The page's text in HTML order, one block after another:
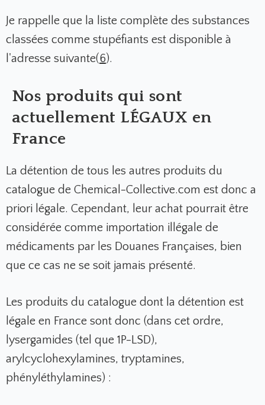
Je rappelle que la liste complète des substances
classées comme stupéfiants est disponible à
l'adresse suivante(6).
Nos produits qui sont
actuellement LÉGAUX en
France
La détention de tous les autres produits du
catalogue de Chemical-Collective.com est donc a
priori légale. Cependant, leur achat pourrait être
considérée comme importation illégale de
médicaments par les Douanes Françaises, bien
que ce cas ne se soit jamais présenté.
Les produits du catalogue dont la détention est
légale en France sont donc (dans cet ordre,
lysergamides (tel que 1P-LSD),
arylcyclohexylamines, tryptamines,
phényléthylamines) :